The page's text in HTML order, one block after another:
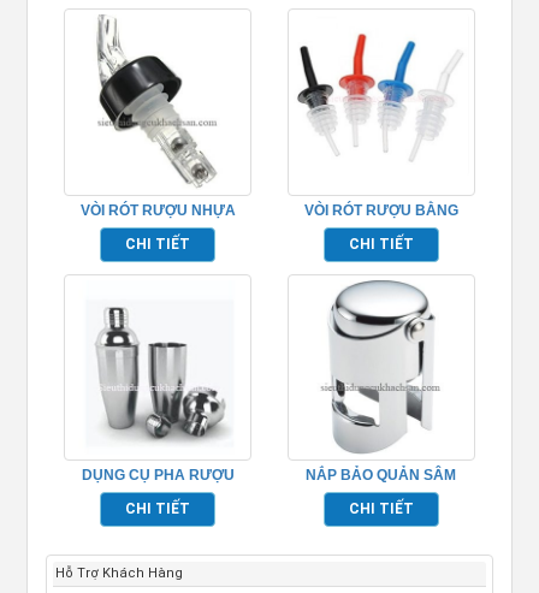
VÒI RÓT RƯỢU NHỰA
TP694013
CHI TIẾT
VÒI RÓT RƯỢU BẰNG
NHỰA – TP694015
CHI TIẾT
DỤNG CỤ PHA RƯỢU
SHAKER TP694030
CHI TIẾT
NẮP BẢO QUẢN SÂM
PANH TP694032
CHI TIẾT
Hỗ Trợ Khách Hàng